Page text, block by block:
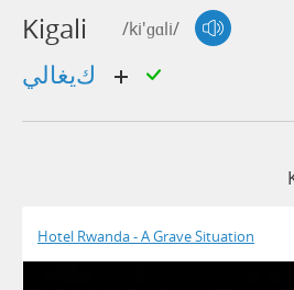
Kigali /ki'ɡɑli/
Hotel Rwanda - A Grave Situation